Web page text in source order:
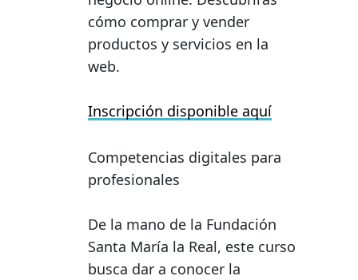
cómo comprar y vender
productos y servicios en la
web.
Inscripción disponible aquí
Competencias digitales para
profesionales
De la mano de la Fundación
Santa María la Real, este curso
busca dar a conocer la